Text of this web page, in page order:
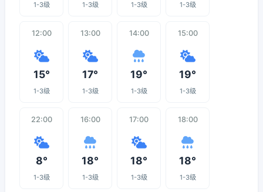
1-3级 1-3级 1-3级 1-3级
12:00
15°
1-3级
13:00
17°
1-3级
14:00
19°
1-3级
15:00
19°
1-3级
22:00
8°
1-3级
16:00
18°
1-3级
17:00
18°
1-3级
18:00
18°
1-3级